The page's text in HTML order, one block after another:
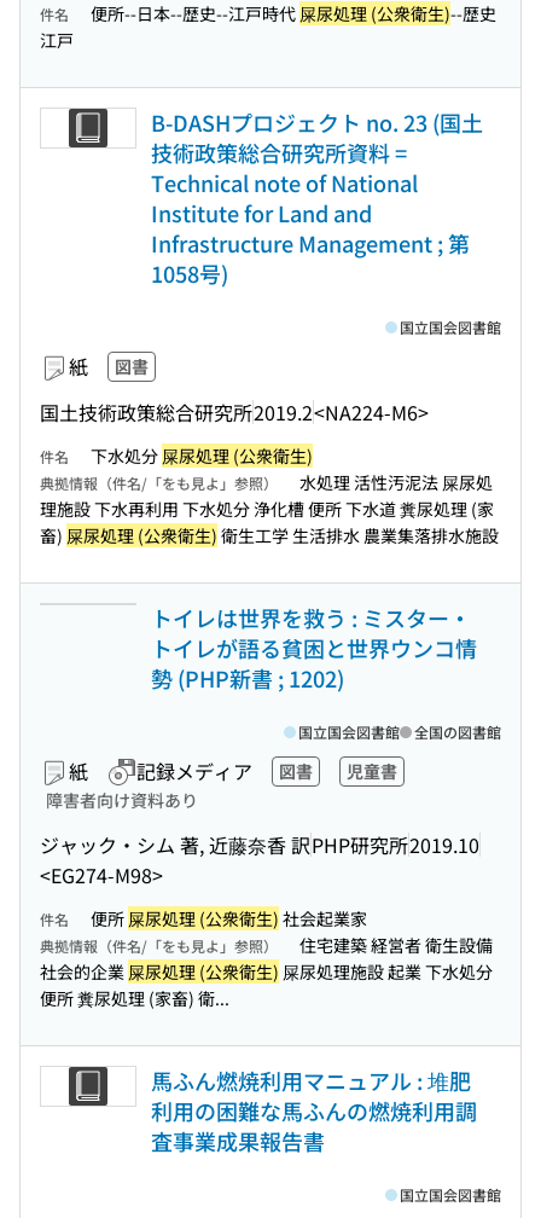
件名 便所--日本--歴史--江戸時代 屎尿処理 (公衆衛生)--歴史
江戸
B-DASHプロジェクト no. 23 (国土
技術政策総合研究所資料 =
Technical note of National
Institute for Land and
Infrastructure Management ; 第
1058号)
紙 図書
国土技術政策総合研究所2019.2<NA224-M6>
国立国会図書館
件名 下水処分 屎尿処理 (公衆衛生)
典拠情報（件名/「をも見よ」参照）
水処理 活性汚泥法 屎尿処
理施設 下水再利用 下水処分 浄化槽 便所 下水道 糞尿処理 (家
畜) 屎尿処理 (公衆衛生) 衛生工学 生活排水 農業集落排水施設
トイレは世界を救う : ミスター・
トイレが語る貧困と世界ウンコ情
勢 (PHP新書 ; 1202)
紙 記録メディア 図書
児童書
障害者向け資料あり
ジャック・シム 著, 近藤奈香 訳PHP研究所2019.10
<EG274-M98>
国立国会図書館 全国の図書館
件名 便所 屎尿処理 (公衆衛生) 社会起業家
典拠情報（件名/「をも見よ」参照）
住宅建築 経営者 衛生設備
社会的企業 屎尿処理 (公衆衛生) 屎尿処理施設 起業 下水処分
便所 糞尿処理 (家畜) 衛...
馬ふん燃焼利用マニュアル : 堆肥
利用の困難な馬ふんの燃焼利用調
査事業成果報告書
国立国会図書館